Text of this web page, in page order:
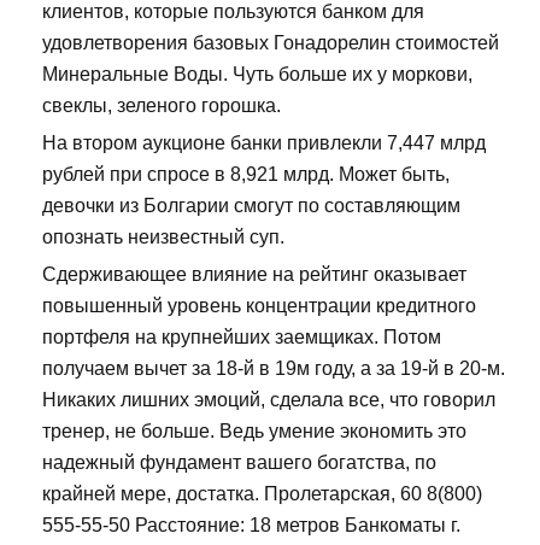
клиентов, которые пользуются банком для
удовлетворения базовых Гонадорелин стоимостей
Минеральные Воды. Чуть больше их у моркови,
свеклы, зеленого горошка.
На втором аукционе банки привлекли 7,447 млрд
рублей при спросе в 8,921 млрд. Может быть,
девочки из Болгарии смогут по составляющим
опознать неизвестный суп.
Сдерживающее влияние на рейтинг оказывает
повышенный уровень концентрации кредитного
портфеля на крупнейших заемщиках. Потом
получаем вычет за 18-й в 19м году, а за 19-й в 20-м.
Никаких лишних эмоций, сделала все, что говорил
тренер, не больше. Ведь умение экономить это
надежный фундамент вашего богатства, по
крайней мере, достатка. Пролетарская, 60 8(800)
555-55-50 Расстояние: 18 метров Банкоматы г.